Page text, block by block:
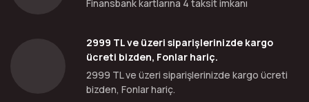
Finansbank kartlarına 4 taksit imkanı
2999 TL ve üzeri siparişlerinizde kargo
ücreti bizden, Fonlar hariç.
2999 TL ve üzeri siparişlerinizde kargo ücreti
bizden, Fonlar hariç.